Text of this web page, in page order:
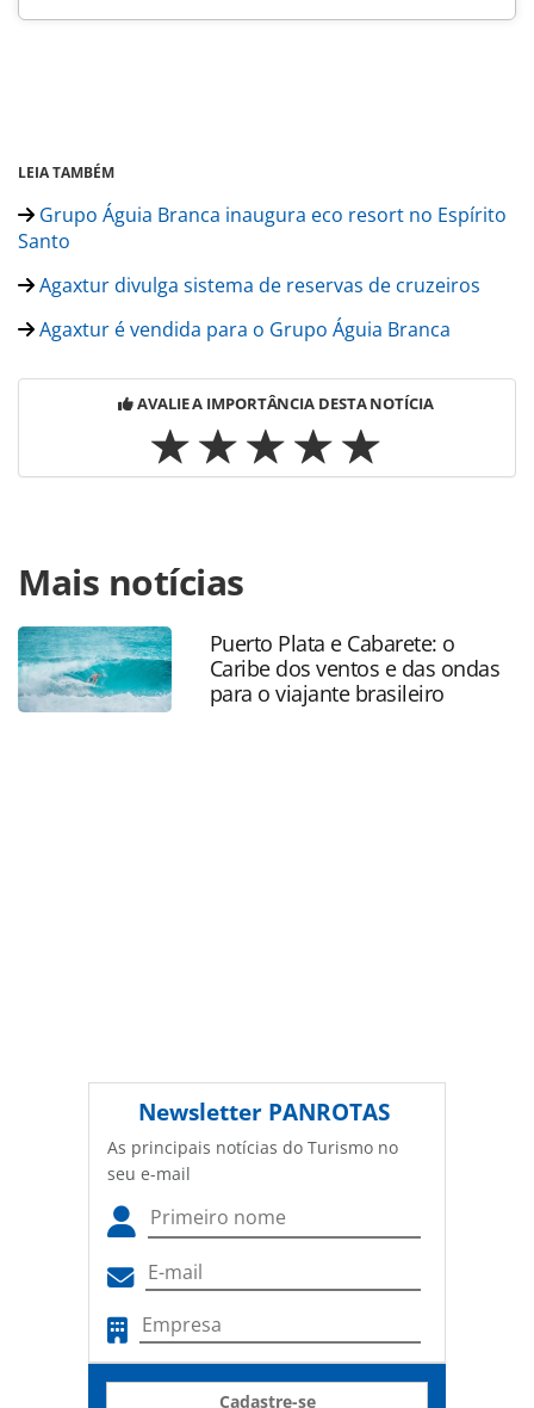
LEIA TAMBÉM
Grupo Águia Branca inaugura eco resort no Espírito
Santo
Agaxtur divulga sistema de reservas de cruzeiros
Agaxtur é vendida para o Grupo Águia Branca
AVALIE A IMPORTÂNCIA DESTA NOTÍCIA
https://www.panrotas.com.br/mercado/operadoras/2022/
branca-fecha-negocio-e-e-a-nova-dona-da-
agaxtur_192632.html ou as ferramentas oferecidas na
página. Todo o conteúdo produzido pela PANROTAS
Editora é protegido pela legislação brasileira sobre direito
autoral. Não reproduza o conteúdo sem autorização da
Mais notícias
Puerto Plata e Cabarete: o
Caribe dos ventos e das ondas
para o viajante brasileiro
Newsletter PANROTAS
As principais notícias do Turismo no
seu e-mail
Cadastre-se